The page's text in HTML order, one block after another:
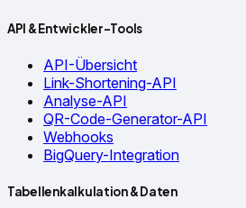
API & Entwickler-Tools
API-Übersicht
Link-Shortening-API
Analyse-API
QR-Code-Generator-API
Webhooks
BigQuery-Integration
Tabellenkalkulation & Daten